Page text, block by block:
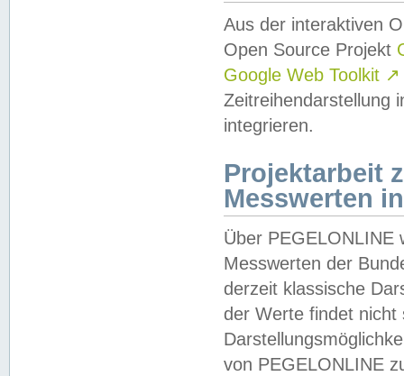
Aus der interaktiven
Open Source Projekt
Google Web Toolkit ↗
Zeitreihendarstellung
integrieren.
Projektarbeit
Messwerten
Über PEGELONLINE
Messwerten der
derzeit klassische
der Werte findet
von PEGELONLINE